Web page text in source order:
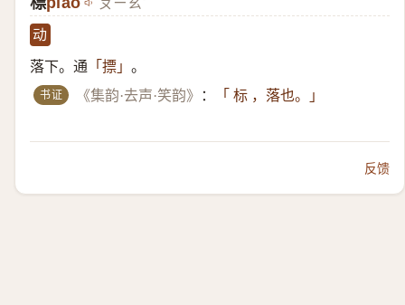
ㄆㄧㄠˇ
动
落下。通 「摽」 。
书证 《集韵·去声·笑韵》 ： 「 标 ，落也。」
反馈